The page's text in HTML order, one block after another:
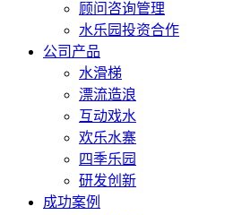
顾问咨询管理
水乐园投资合作
公司产品
水滑梯
漂流造浪
互动戏水
欢乐水寨
四季乐园
研发创新
成功案例